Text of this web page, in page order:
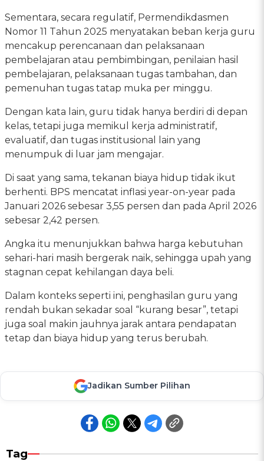
Sementara, secara regulatif, Permendikdasmen
Nomor 11 Tahun 2025 menyatakan beban kerja guru
mencakup perencanaan dan pelaksanaan
pembelajaran atau pembimbingan, penilaian hasil
pembelajaran, pelaksanaan tugas tambahan, dan
pemenuhan tugas tatap muka per minggu.
Dengan kata lain, guru tidak hanya berdiri di depan
kelas, tetapi juga memikul kerja administratif,
evaluatif, dan tugas institusional lain yang
menumpuk di luar jam mengajar.
Di saat yang sama, tekanan biaya hidup tidak ikut
berhenti. BPS mencatat inflasi year-on-year pada
Januari 2026 sebesar 3,55 persen dan pada April 2026
sebesar 2,42 persen.
Angka itu menunjukkan bahwa harga kebutuhan
sehari-hari masih bergerak naik, sehingga upah yang
stagnan cepat kehilangan daya beli.
Dalam konteks seperti ini, penghasilan guru yang
rendah bukan sekadar soal “kurang besar”, tetapi
juga soal makin jauhnya jarak antara pendapatan
tetap dan biaya hidup yang terus berubah.
Jadikan Sumber Pilihan
Tag